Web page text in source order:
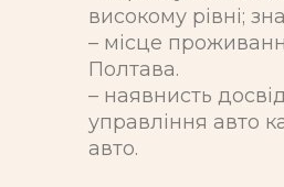
високому рівні;
– місце
Полтава.
– наявнисть
управління авто
авто.